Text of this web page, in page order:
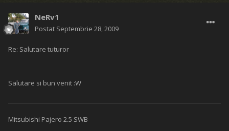
NeRv1
Postat Septembrie 28, 2009
Re: Salutare tuturor
Salutare si bun venit :W
Mitsubishi Pajero 2.5 SWB